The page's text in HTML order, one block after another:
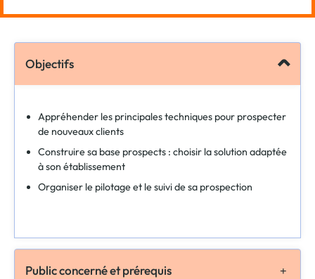
Objectifs
Appréhender les principales techniques pour prospecter
de nouveaux clients
Construire sa base prospects : choisir la solution adaptée
à son établissement
Organiser le pilotage et le suivi de sa prospection
Public concerné et prérequis